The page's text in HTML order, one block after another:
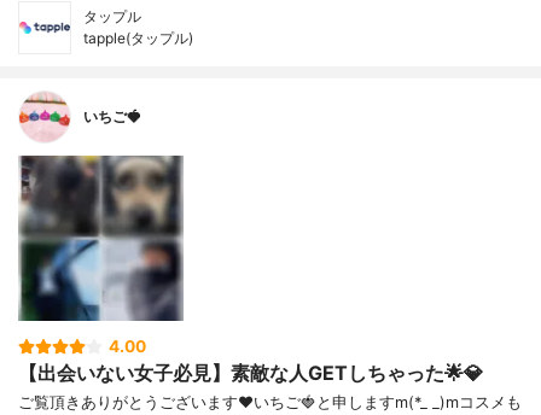
タップル
tapple(タップル)
いちご🍓
4.00
【出会いない女子必見】素敵な人GETしちゃった🌟💎
ご覧頂きありがとうございます❤いちご🍓と申しますm(*_ _)mコスメも